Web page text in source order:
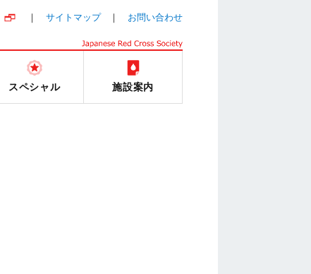
サイトマップ お問い合わせ
スペシャル 施設案内